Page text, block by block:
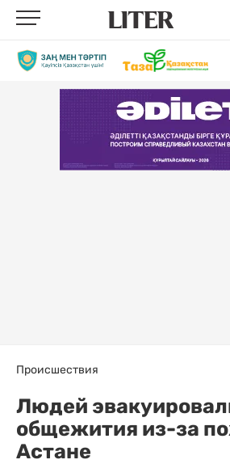
Происшествия
Людей
общежития из-за
Астане